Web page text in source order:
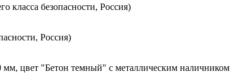
класса безопасности, Россия)
Россия)
мм, цвет "Бетон темный" с металлическим наличником